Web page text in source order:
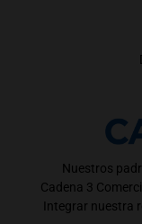
Nuestros
Cadena 3
Integrar nuestra